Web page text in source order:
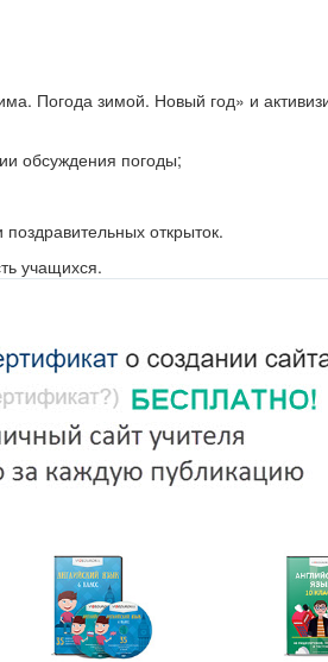
Погода зимой. Новый год» и
обсуждения погоды;
открыток.
учащихся.
изучению английского языка.